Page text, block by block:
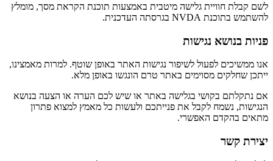
לשם קבלת חוויית גלישה מיטבית באמצעות תוכנת הקראת מסך, מומלץ
להשתמש בתוכנת NVDA בגרסתה העדכנית.
פניות בנושא נגישות
אנו ממשיכים לפעול לשיפור נגישות האתר באופן שוטף. למרות מאמצינו,
ייתכן שחלקים מסוימים באתר טרם הונגשו באופן מלא.
אם נתקלתם בקושי בגלישה באתר או שיש לכם הערה או הצעה בנושא
הנגישות, נשמח לקבל את פנייתכם ולעשות כל מאמץ למצוא פתרון
מתאים בהקדם האפשרי.
יצירת קשר